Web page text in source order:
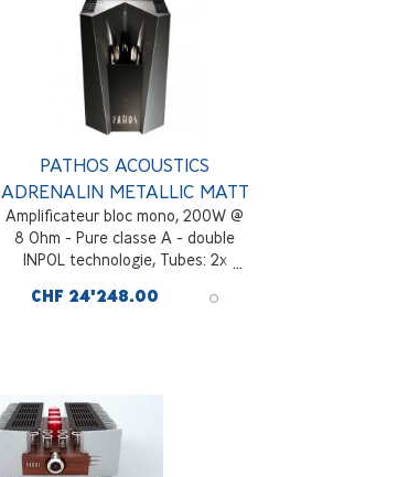
PATHOS ACOUSTICS
ADRENALIN METALLIC MATT
Amplificateur bloc mono, 200W @
8 Ohm - Pure classe A - double
INPOL technologie, Tubes: 2x
SOVTEK, 1 entrée RCA et 1 entrée
CHF 24'248.00